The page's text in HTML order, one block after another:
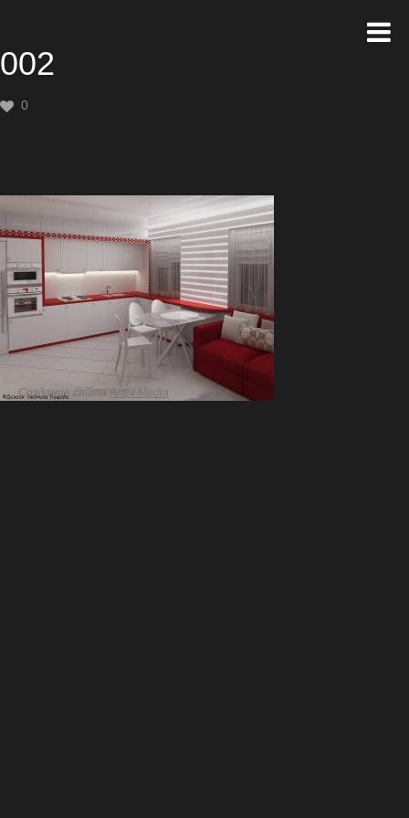
002
0
Создание сайта Artex Media